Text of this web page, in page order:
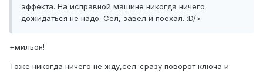
эффекта. На исправной машине никогда ничего
дожидаться не надо. Сел, завел и поехал. :D/>
+мильон!
Тоже никогда ничего не жду,сел-сразу поворот ключа и